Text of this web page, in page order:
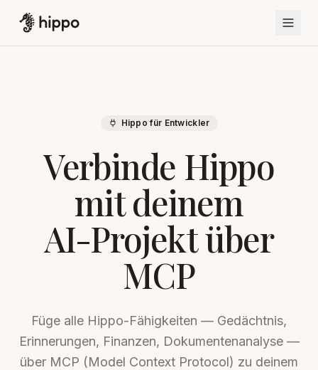
Hippo für Entwickler
Verbinde Hippo
mit deinem
AI-Projekt über
MCP
Füge alle Hippo-Fähigkeiten — Gedächtnis,
Erinnerungen, Finanzen, Dokumentenanalyse —
über MCP (Model Context Protocol) zu deinem